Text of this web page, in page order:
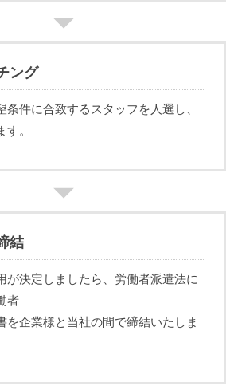
ング
条件に合致するスタッフを人選し、
。
結
が決定しましたら、労働者派遣法に
者
を企業様と当社の間で締結いたしま